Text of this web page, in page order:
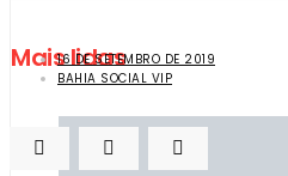
Mais lidas
16 DE SETEMBRO DE 2019
BAHIA SOCIAL VIP